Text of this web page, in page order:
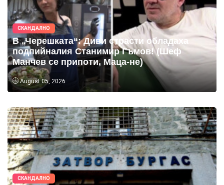
СКАНДАЛНО
В „Черешката“: Диви страсти обладаха
подпийналия Станимир Гъмов! (Шеф
Манчев се припоти, Маца-не)
August 05, 2026
СКАНДАЛНО